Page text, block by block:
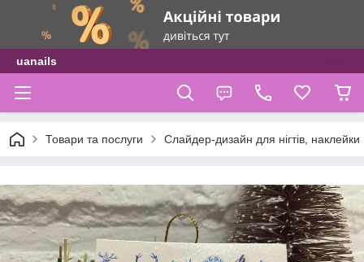
uanails
Товари та послуги Слайдер-дизайн для нігтів, наклейки